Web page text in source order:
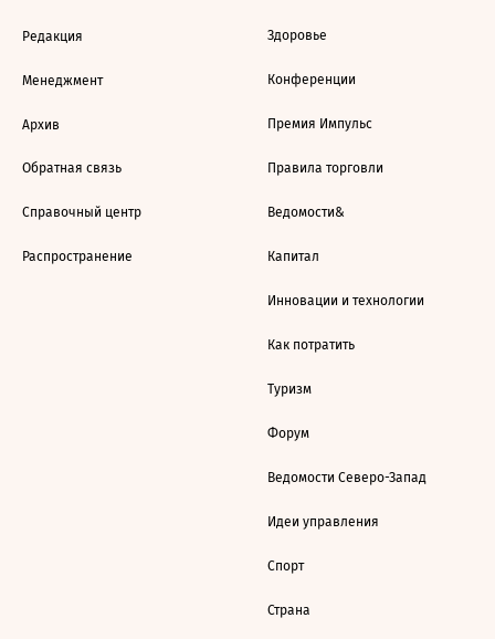
Редакция
Менеджмент
Архив
Обратная связь
Справочный центр
Распространение
Здоровье
Конференции
Премия Импульс
Правила торговли
Ведомости&
Капитал
Инновации и технологии
Как потратить
Туризм
Форум
Ведомости Северо-Запад
Идеи управления
Спорт
Страна